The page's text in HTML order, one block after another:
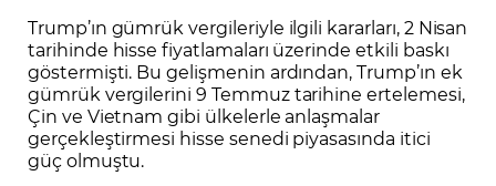
Trump’ın gümrük vergileriyle ilgili kararları, 2 Nisan
tarihinde hisse fiyatlamaları üzerinde etkili baskı
göstermişti. Bu gelişmenin ardından, Trump’ın ek
gümrük vergilerini 9 Temmuz tarihine ertelemesi,
Çin ve Vietnam gibi ülkelerle anlaşmalar
gerçekleştirmesi hisse senedi piyasasında itici
güç olmuştu.